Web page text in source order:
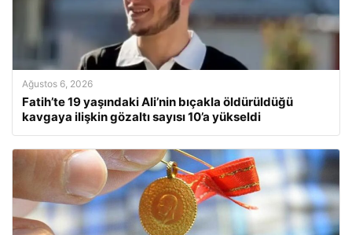
Ağustos 6, 2026
Fatih’te 19 yaşındaki Ali’nin bıçakla öldürüldüğü
kavgaya ilişkin gözaltı sayısı 10’a yükseldi